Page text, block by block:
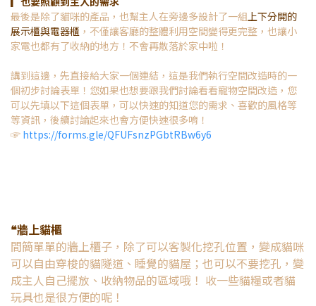
最後是除了貓咪的產品，也幫主人在旁邊多設計了一組上下分開的
展示櫃與電器櫃 ，不僅讓客廳的整體利用空間變得更完整，也讓小
家電也都有了收納的地方！不會再散落於家中啦！
講到這邊，先直接給大家一個連結，這是我們執行空間改造時的一
個初步討論表單！您如果也想要跟我們討論看看寵物空間改造，您
可以先填以下這個表單，可以快速的知道您的需求、喜歡的風格等
等資訊，後續討論起來也會方便快速很多唷！
☞ https://forms.gle/QFUFsnzPGbtRBw6y6
❝牆上貓櫃
間簡單單的牆上櫃子，除了可以客製化挖孔位置，變成貓咪
可以自由穿梭的貓隧道、睡覺的貓屋；也可以不要挖孔，變
成主人自己擺放、收納物品的區域哦！ 收一些貓糧或者貓
玩具也是很方便的呢！